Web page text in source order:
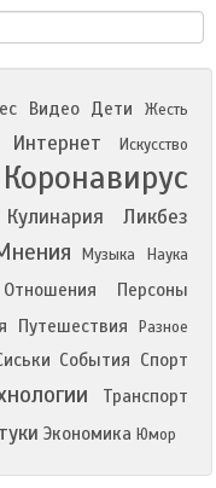
Видео Дети
Жесть
Интернет Искусство
Коронавирус
Кулинария Ликбез
Музыка Наука
Отношения Персоны
Путешествия
Разное
События Спорт
Транспорт
Экономика Юмор